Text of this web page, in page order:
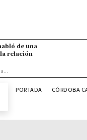
de una
relación
PORTADA CÓRDOBA